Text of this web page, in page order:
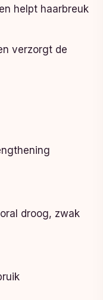
helpt haarbreuk
verzorgt de
droog, zwak